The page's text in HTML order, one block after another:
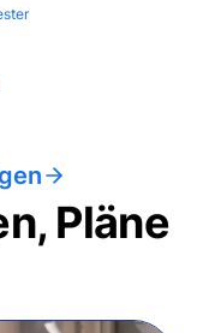
Pläne